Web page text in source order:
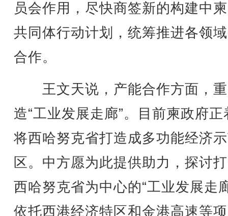
员会作用，尽快商签新的构建中
共同体行动计划，统筹推进各领
合作。
王文天说，产能合作方面，
造“工业发展走廊”。目前柬政府正
将西哈努克省打造成多功能经济
区。中方愿为此提供助力，探讨
西哈努克省为中心的“工业发展走
依托西港经济特区和金港高速等